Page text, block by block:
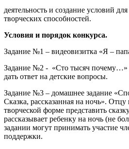
деятельность и создание условий
творческих способностей.
Условия и порядок конкурса.
Задание №1 – видеовизитка «Я –
Задание №2 - «Сто тысяч почему…»
дать ответ на детские вопросы.
Задание №3 – домашнее задание
Сказка, рассказанная на ночь».
творческой форме представить
рассказывает ребенку на ночь (не
задании могут принимать участие
поддержки.